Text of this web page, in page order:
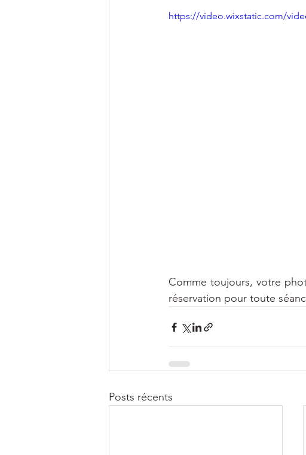
https://video.wixstatic.com/
Comme toujours, votre
réservation pour toute
Posts récents